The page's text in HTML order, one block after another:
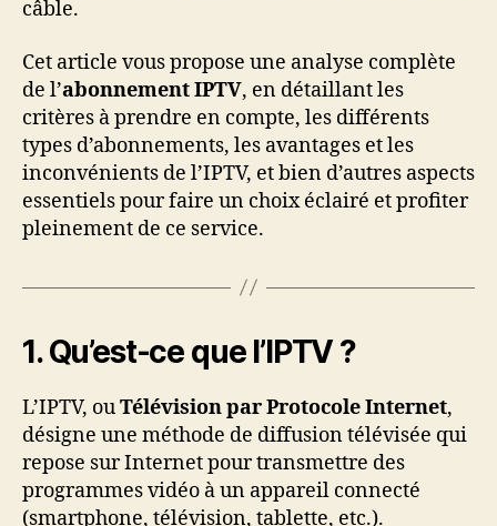
câble.
Cet article vous propose une analyse complète
de l’abonnement IPTV, en détaillant les
critères à prendre en compte, les différents
types d’abonnements, les avantages et les
inconvénients de l’IPTV, et bien d’autres aspects
essentiels pour faire un choix éclairé et profiter
pleinement de ce service.
1. Qu’est-ce que l’IPTV ?
L’IPTV, ouTélévision par Protocole Internet,
désigne une méthode de diffusion télévisée qui
repose sur Internet pour transmettre des
programmes vidéo à un appareil connecté
(smartphone, télévision, tablette, etc.).